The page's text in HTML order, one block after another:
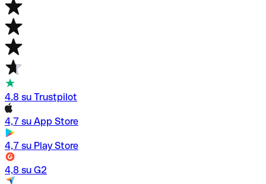
4.8 su Trustpilot
4,7 su App Store
4,7 su Play Store
4,8 su G2